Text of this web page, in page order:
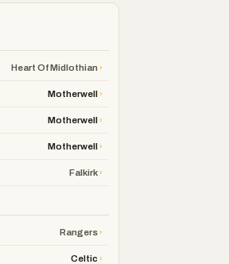
Heart Of Midlothian›
Motherwell›
Motherwell›
Motherwell›
Falkirk›
Rangers›
Celtic ›